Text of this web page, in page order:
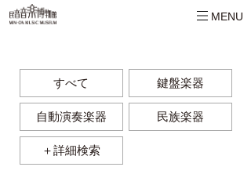
MENU
すべて 鍵盤楽器
自動演奏楽器 民族楽器
＋詳細検索